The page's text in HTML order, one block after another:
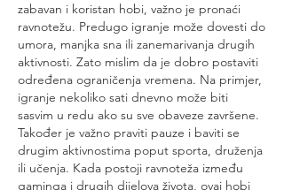
zabavan i koristan hobi, važno je pronaći
ravnotežu. Predugo igranje može dovesti do
umora, manjka sna ili zanemarivanja drugih
aktivnosti. Zato mislim da je dobro postaviti
određena ograničenja vremena. Na primjer,
igranje nekoliko sati dnevno može biti
sasvim u redu ako su sve obaveze završene.
Također je važno praviti pauze i baviti se
drugim aktivnostima poput sporta, druženja
ili učenja. Kada postoji ravnoteža između
gaminga i drugih dijelova života, ovaj hobi